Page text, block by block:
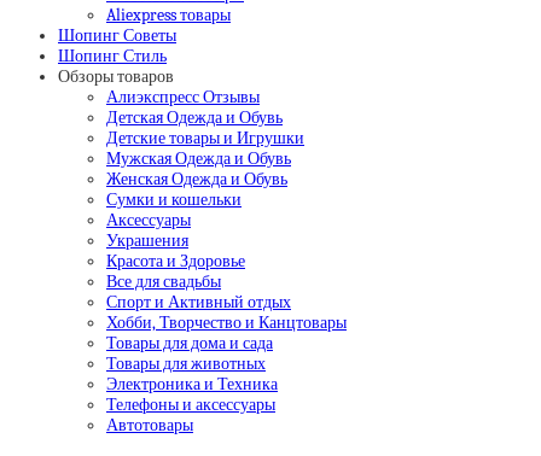
Aliexpress товары
Шопинг Советы
Шопинг Стиль
Обзоры товаров
Алиэкспресс Отзывы
Детская Одежда и Обувь
Детские товары и Игрушки
Мужская Одежда и Обувь
Женская Одежда и Обувь
Сумки и кошельки
Аксессуары
Украшения
Красота и Здоровье
Все для свадьбы
Спорт и Активный отдых
Хобби, Творчество и Канцтовары
Товары для дома и сада
Товары для животных
Электроника и Техника
Телефоны и аксессуары
Автотовары